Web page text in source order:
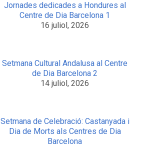
Jornades dedicades a Hondures al
Centre de Dia Barcelona 1
16 juliol, 2026
Setmana Cultural Andalusa al Centre
de Dia Barcelona 2
14 juliol, 2026
Setmana de Celebració: Castanyada i
Dia de Morts als Centres de Dia
Barcelona